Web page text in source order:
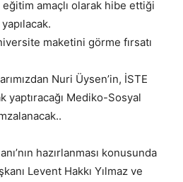
eğitim amaçlı olarak hibe ettiği
maketini görme fırsatı
Nuri Üysen’in, İSTE
yaptıracağı Mediko-Sosyal
hazırlanması konusunda
Levent Hakkı Yılmaz ve